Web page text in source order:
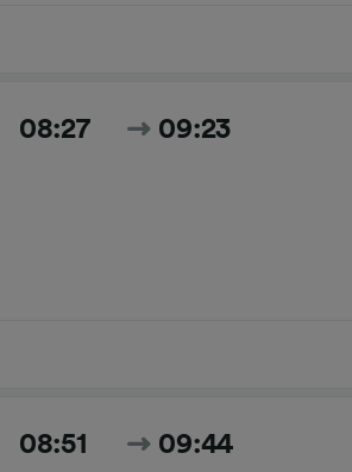
08:27 09:23
08:51 09:44